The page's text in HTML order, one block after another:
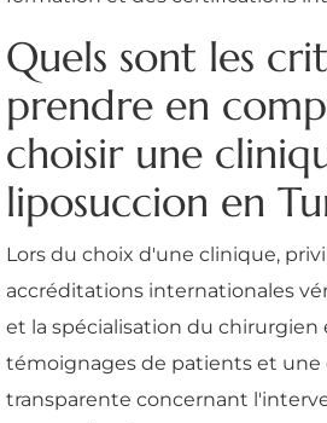
Quels sont les
prendre en
choisir une
liposuccion en
Lors du choix d'une clinique,
accréditations internationales
et la spécialisation du chirurgien
témoignages de patients et
transparente concernant